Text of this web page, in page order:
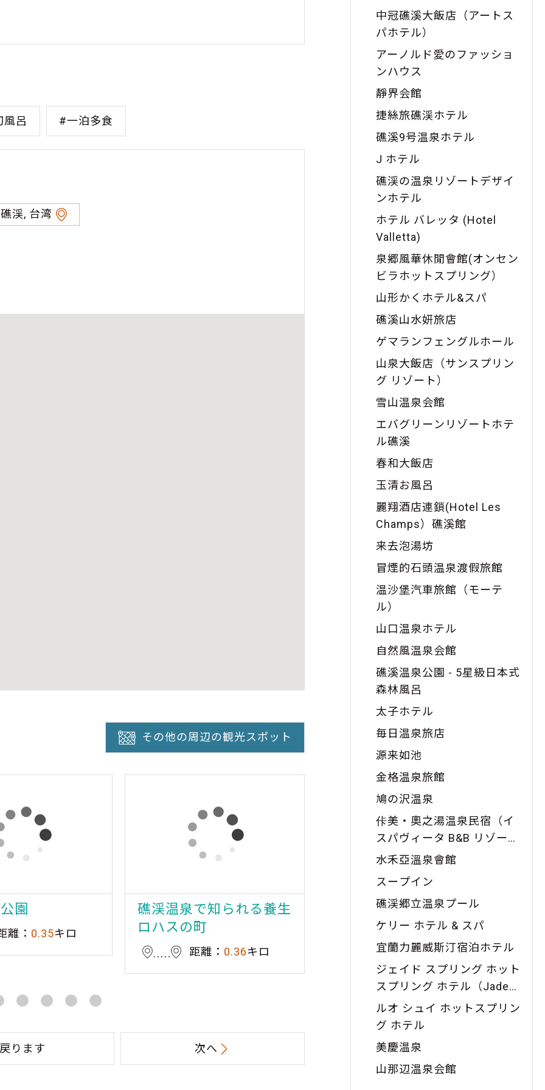
風呂 #一泊多食
渓, 台湾
その他の周辺の観光スポット
園
離： 0.35キロ
礁渓温泉で知られる養生
ロハスの町
距離： 0.36キロ
礁渓協天廟
距離： 1.30キロ
戻ります 次へ
中冠礁溪大飯店（アートス
パホテル）
アーノルド愛のファッショ
ンハウス
靜界会館
捷絲旅礁渓ホテル
礁溪9号温泉ホテル
J ホテル
礁渓の温泉リゾートデザイ
ンホテル
ホテル バレッタ (Hotel
Valletta)
泉郷風華休閒會館(オンセン
ビラホットスプリング）
山形かくホテル&スパ
礁溪山水妍旅店
ゲマランフェングルホール
山泉大飯店（サンスプリン
グ リゾート）
雪山温泉会館
エバグリーンリゾートホテ
ル礁溪
春和大飯店
玉清お風呂
麗翔酒店連鎖(Hotel Les
Champs）礁溪館
来去泡湯坊
冒煙的石頭温泉渡假旅館
温沙堡汽車旅館（モーテ
ル）
山口温泉ホテル
自然風温泉会館
礁溪温泉公園 - 5星級日本式
森林風呂
太子ホテル
毎日温泉旅店
源来如池
金格温泉旅館
鳩の沢温泉
佧美・奧之湯温泉民宿（イ
スパヴィータ B&B リゾート
）
水禾亞溫泉會館
スープイン
礁渓郷立温泉プール
ケリー ホテル & スパ
宜蘭力麗威斯汀宿泊ホテル
ジェイド スプリング ホット
スプリング ホテル（Jade
Spring Hot Spring Hotel）
ルオ シュイ ホットスプリン
グ ホテル
美慶温泉
山那辺温泉会館